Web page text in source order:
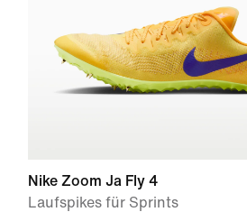
Nike Zoom Ja Fly 4
Laufspikes für Sprints